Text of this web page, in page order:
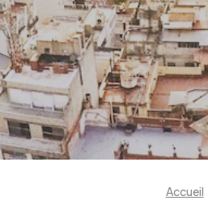
Accueil